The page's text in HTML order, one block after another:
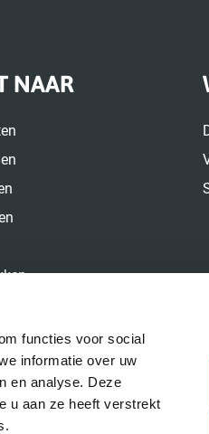
functies voor social
informatie over uw
en analyse. Deze
u aan ze heeft verstrekt
NAAR